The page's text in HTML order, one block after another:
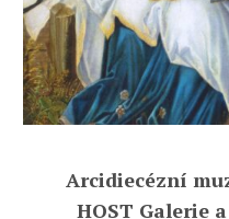
Arcidiecézní
HOST Galerie